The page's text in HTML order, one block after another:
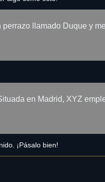
llamado Duque y
en Madrid, XYZ
¡Pásalo bien!